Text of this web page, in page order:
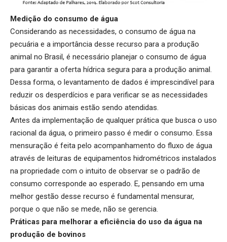
Medição do consumo de água
Considerando as necessidades, o consumo de água na
pecuária e a importância desse recurso para a produção
animal no Brasil, é necessário planejar o consumo de água
para garantir a oferta hídrica segura para a produção animal.
Dessa forma, o levantamento de dados é imprescindível para
reduzir os desperdícios e para verificar se as necessidades
básicas dos animais estão sendo atendidas.
Antes da implementação de qualquer prática que busca o uso
racional da água, o primeiro passo é medir o consumo. Essa
mensuração é feita pelo acompanhamento do fluxo de água
através de leituras de equipamentos hidrométricos instalados
na propriedade com o intuito de observar se o padrão de
consumo corresponde ao esperado. E, pensando em uma
melhor gestão desse recurso é fundamental mensurar,
porque o que não se mede, não se gerencia.
Práticas para melhorar a eficiência do uso da água na
produção de bovinos